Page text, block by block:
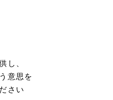
し、
意思を
さい